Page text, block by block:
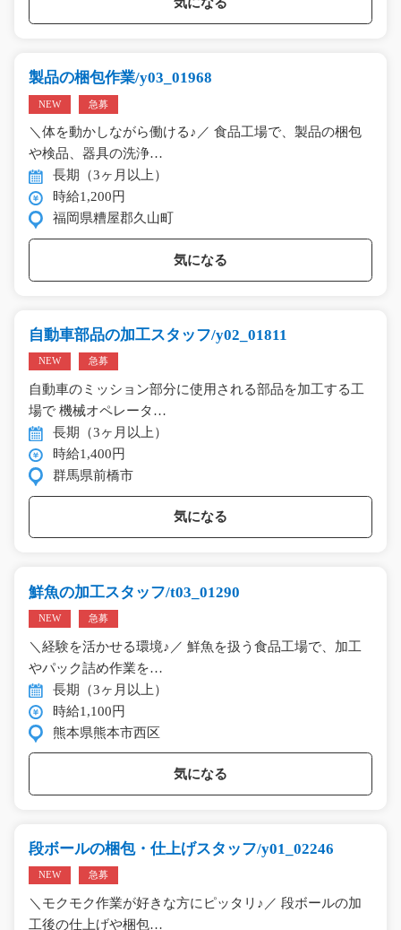
気になる
製品の梱包作業/y03_01968
NEW 急募
＼体を動かしながら働ける♪／ 食品工場で、製品の梱包
や検品、器具の洗浄…
長期（3ヶ月以上）
時給1,200円
福岡県糟屋郡久山町
気になる
自動車部品の加工スタッフ/y02_01811
NEW 急募
自動車のミッション部分に使用される部品を加工する工
場で 機械オペレータ…
長期（3ヶ月以上）
時給1,400円
群馬県前橋市
気になる
鮮魚の加工スタッフ/t03_01290
NEW 急募
＼経験を活かせる環境♪／ 鮮魚を扱う食品工場で、加工
やパック詰め作業を…
長期（3ヶ月以上）
時給1,100円
熊本県熊本市西区
気になる
段ボールの梱包・仕上げスタッフ/y01_02246
NEW 急募
＼モクモク作業が好きな方にピッタリ♪／ 段ボールの加
工後の仕上げや梱包…